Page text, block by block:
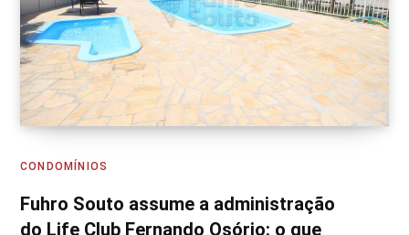
CONDOMÍNIOS
Fuhro Souto assume a administração
do Life Club Fernando Osório: o que